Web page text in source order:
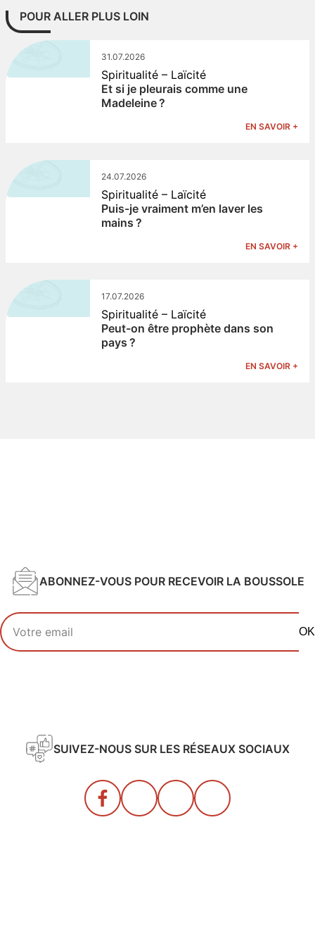
POUR ALLER PLUS LOIN
31.07.2026
Spiritualité – Laïcité
Et si je pleurais comme une
Madeleine ?
EN SAVOIR +
24.07.2026
Spiritualité – Laïcité
Puis-je vraiment m’en laver les
mains ?
EN SAVOIR +
17.07.2026
Spiritualité – Laïcité
Peut-on être prophète dans son
pays ?
EN SAVOIR +
ABONNEZ-VOUS POUR RECEVOIR LA BOUSSOLE
Votre adresse email
OK
SUIVEZ-NOUS SUR LES RÉSEAUX SOCIAUX